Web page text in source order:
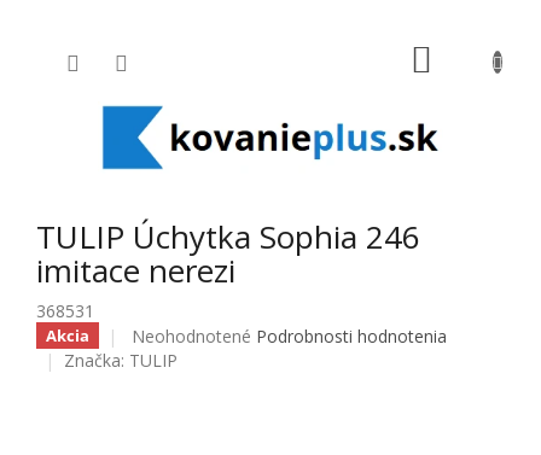
TULIP Úchytka Sophia 246
imitace nerezi
368531
Akcia Priemerné hodnotenie produktu je 0,0 z 5
Neohodnotené Podrobnosti hodnotenia
Značka: TULIP